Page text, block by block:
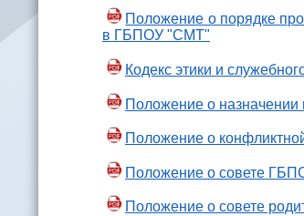
Положение о порядке
в ГБПОУ "СМТ"
Кодекс этики и
Положение о назначении
Положение о
Положение о совете
Положение о совете